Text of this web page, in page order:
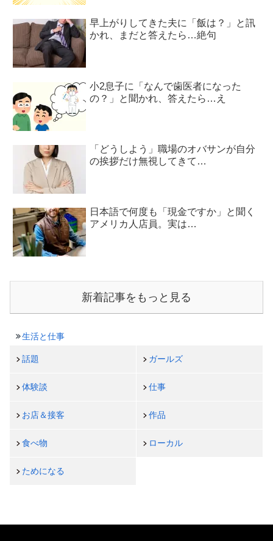
早上がりしてきた夫に「飯は？」と訊
かれ、まだと答えたら…絶句
小2息子に「なんで歯医者になった
の？」と聞かれ、答えたら…え
「どうしよう」職場のオバサンが自分
の挨拶だけ無視してきて…
日本語で何度も「現金ですか」と聞く
アメリカ人店員。実は…
新着記事をもっと見る
生活と仕事
話題 ガールズ
体験談 仕事
お店＆接客 作品
食べ物 ローカル
ためになる